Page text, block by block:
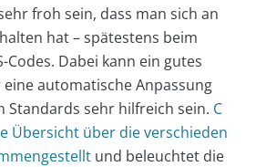
froh sein, dass man sich an
hat – spätestens beim
Codes. Dabei kann ein gutes
automatische Anpassung
Standards sehr hilfreich sein. C
Übersicht über die verschieden
und beleuchtet die